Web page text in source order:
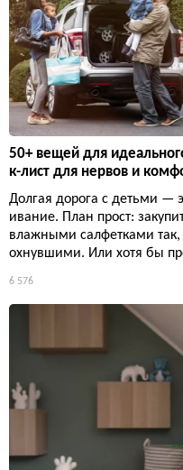
50+ вещей для
к-лист для нервов и
Долгая дорога с детьми —
ивание. План прост:
влажными салфетками так,
охнувшими. Или хотя бы
6 576